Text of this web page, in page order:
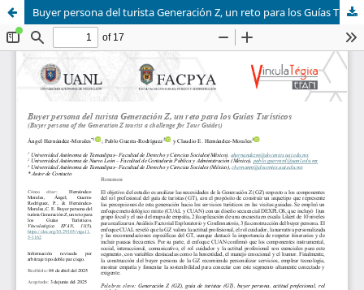
Buyer persona del turista Generación Z, un reto para los Guías Turísticos